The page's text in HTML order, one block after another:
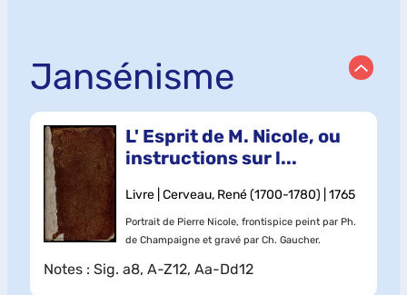
Jansénisme
L' Esprit de M. Nicole, ou
instructions sur l...
Livre | Cerveau, René (1700-1780) | 1765
Portrait de Pierre Nicole, frontispice peint par Ph.
de Champaigne et gravé par Ch. Gaucher.
Notes : Sig. a8, A-Z12, Aa-Dd12